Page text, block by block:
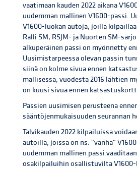
vaatimaan kauden 2022 aikana
uudemman mallinen V1600-passi.
V1600-luokan autoja, joilla
Ralli SM, RSJM- ja Nuorten SM-
alkuperäinen passi on myönnetty
Uusimistarpeessa olevan passin
siinä on kolme sivua ennen
mallisessa, vuodesta 2016 lähtien
on kuusi sivua ennen
Passien uusimisen perusteena
sääntöjenmukaisuuden seurannan
Talvikauden 2022 kilpailuissa
autoilla, joissa on ns. "vanha"
uudemman mallinen passi
osakilpailuihin osallistuvilta